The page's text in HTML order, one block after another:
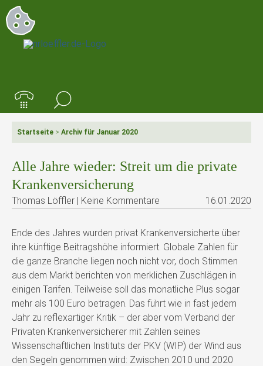
Startseite > Archiv für Januar 2020
Alle Jahre wieder: Streit um die private
Krankenversicherung
Thomas Löffler | Keine Kommentare 16.01.2020
Ende des Jahres wurden privat Krankenversicherte über
ihre künftige Beitragshöhe informiert. Globale Zahlen für
die ganze Branche liegen noch nicht vor, doch Stimmen
aus dem Markt berichten von merklichen Zuschlägen in
einigen Tarifen. Teilweise soll das monatliche Plus sogar
mehr als 100 Euro betragen. Das führt wie in fast jedem
Jahr zu reflexartiger Kritik – der aber vom Verband der
Privaten Krankenversicherer mit Zahlen seines
Wissenschaftlichen Instituts der PKV (WIP) der Wind aus
den Segeln genommen wird: Zwischen 2010 und 2020